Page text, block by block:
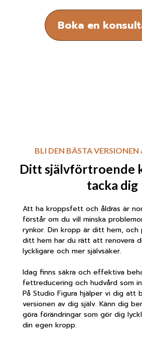
Boka en
BLI DEN BÄSTA VERSIONEN
Ditt självförtroende
tacka dig
Att ha kroppsfett och åldras är
förstår om du vill minska
rynkor. Din kropp är ditt hem, och
ditt hem har du rätt att renovera
lyckligare och mer självsäker.
Idag finns säkra och effektiva
fettreducering och hudvård som
På Studio Figura hjälper vi dig att
versionen av dig själv. Känn dig
göra förändringar som gör dig
din egen kropp.